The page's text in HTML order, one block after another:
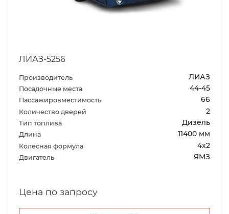
ЛИАЗ-5256
Производитель ЛИАЗ
Посадочные места 44-45
Пассажировместимость 66
Количество дверей 2
Тип топлива Дизель
Длина 11400 мм
Колесная формула 4х2
Двигатель ЯМЗ
Цена по запросу